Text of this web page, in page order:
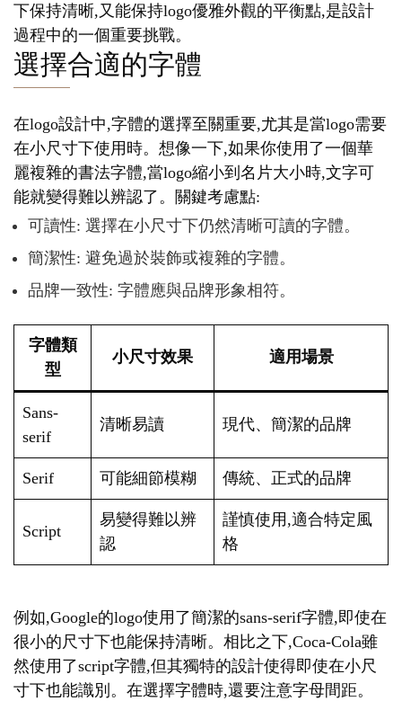
下保持清晰,又能保持logo優雅外觀的平衡點,是設計
過程中的一個重要挑戰。
選擇合適的字體
在logo設計中,字體的選擇至關重要,尤其是當logo需要
在小尺寸下使用時。想像一下,如果你使用了一個華
麗複雜的書法字體,當logo縮小到名片大小時,文字可
能就變得難以辨認了。關鍵考慮點:
可讀性: 選擇在小尺寸下仍然清晰可讀的字體。
簡潔性: 避免過於裝飾或複雜的字體。
品牌一致性: 字體應與品牌形象相符。
字體類
型
小尺寸效果 適用場景
Sans-
serif
清晰易讀 現代、簡潔的品牌
Serif 可能細節模糊 傳統、正式的品牌
Script
易變得難以辨
認
謹慎使用,適合特定風
格
例如,Google的logo使用了簡潔的sans-serif字體,即使在
很小的尺寸下也能保持清晰。相比之下,Coca-Cola雖
然使用了script字體,但其獨特的設計使得即使在小尺
寸下也能識別。在選擇字體時,還要注意字母間距。